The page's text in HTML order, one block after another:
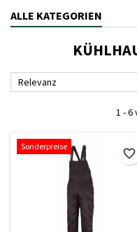
ALLE KATEGORIEN
Relevanz
1 - 6
Sonderpreise
favorite_border